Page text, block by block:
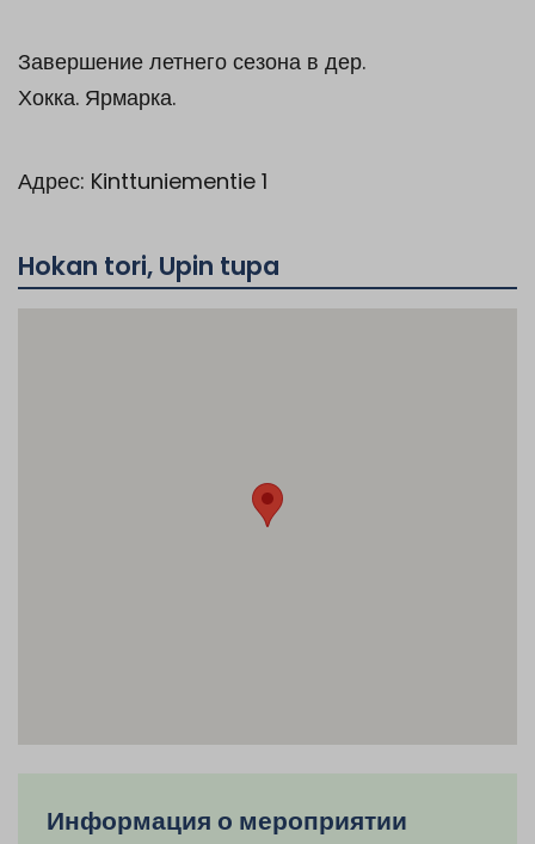
Завершение летнего сезона в дер.
Хокка. Ярмарка.
Адрес: Kinttuniementie 1
Hokan tori, Upin tupa
Информация о мероприятии